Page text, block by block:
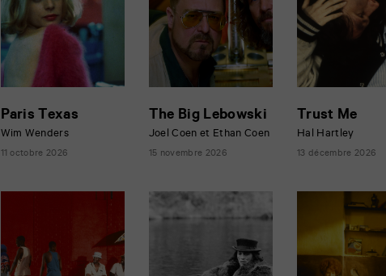
Paris Texas
Wim Wenders
11 octobre 2026
The Big Lebowski
Joel Coen et Ethan Coen
15 novembre 2026
Trust Me
Hal Hartley
13 décembre 2026